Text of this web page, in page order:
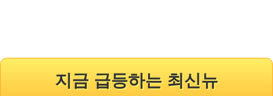
지금 급등하는 최신뉴